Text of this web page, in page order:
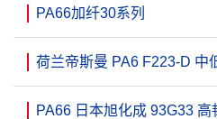
PA66加纤30系列
荷兰帝斯曼 PA6 F223-D 中
PA66 日本旭化成 93G33